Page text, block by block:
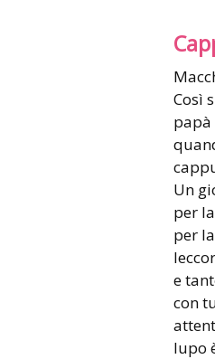
Così
papà
Un
per
per
e
con
lupo